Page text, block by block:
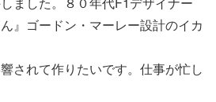
』ゴードン・マーレー設計のイカ
されて作りたいです。仕事が忙し